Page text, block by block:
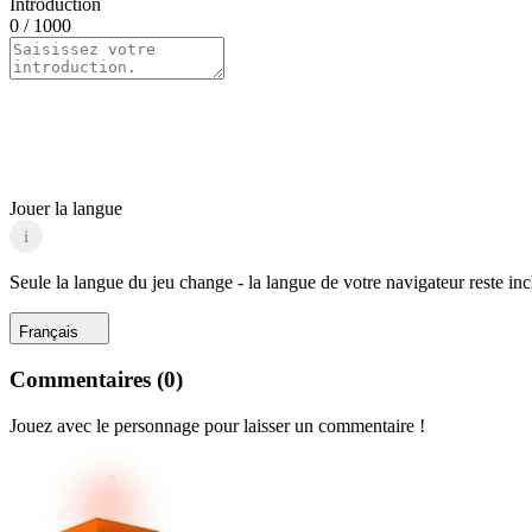
Introduction
0 / 1000
Jouer la langue
i
Seule la langue du jeu change - la langue de votre navigateur reste
Français
Commentaires (0)
Jouez avec le personnage pour laisser un commentaire !